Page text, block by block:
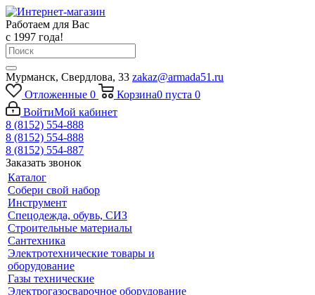
Работаем для Вас
с 1997 года!
Мурманск, Свердлова, 33 zakaz@armada51.ru
Отложенные 0 Корзина0 пуста 0
ВойтиМой кабинет
8 (8152) 554-888
8 (8152) 554-888
8 (8152) 554-887
Заказать звонок
Каталог
Собери свой набор
Инструмент
Спецодежда, обувь, СИЗ
Строительные материалы
Сантехника
Электротехнические товары и
оборудование
Газы технические
Электрогазосварочное оборудование